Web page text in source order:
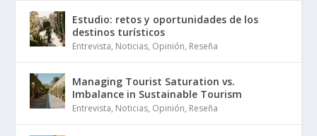
Estudio: retos y oportunidades de los
destinos turísticos
Entrevista, Noticias, Opinión, Reseña
Managing Tourist Saturation vs.
Imbalance in Sustainable Tourism
Entrevista, Noticias, Opinión, Reseña